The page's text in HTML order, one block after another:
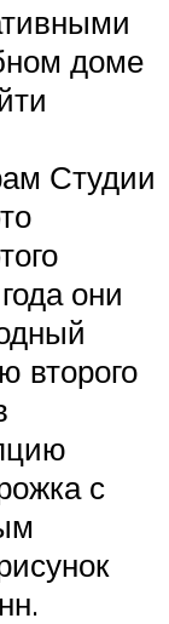
доме
Студии
они
второго
с